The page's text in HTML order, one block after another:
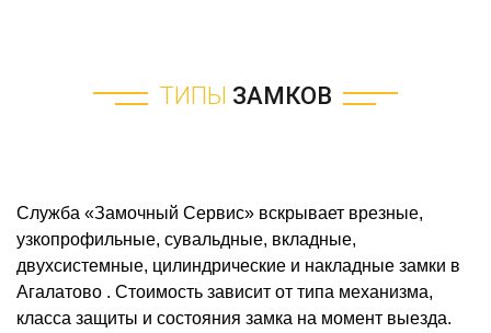
ТИПЫ ЗАМКОВ
Служба «Замочный Сервис» вскрывает врезные,
узкопрофильные, сувальдные, вкладные,
двухсистемные, цилиндрические и накладные замки в
Агалатово . Стоимость зависит от типа механизма,
класса защиты и состояния замка на момент выезда.